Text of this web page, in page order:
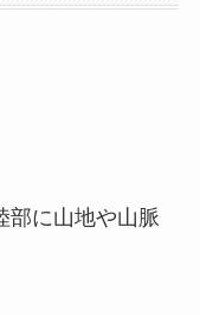
部に山地や山脈